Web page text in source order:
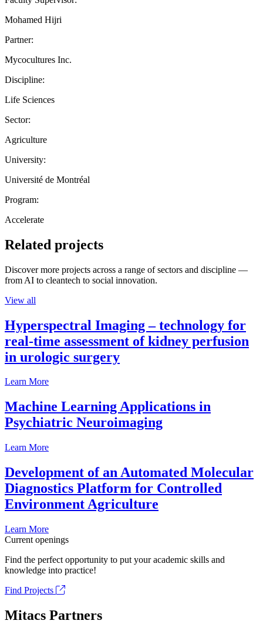
Mohamed Hijri
Partner:
Mycocultures Inc.
Discipline:
Life Sciences
Sector:
Agriculture
University:
Université de Montréal
Program:
Accelerate
Related projects
Discover more projects across a range of sectors and discipline —
from AI to cleantech to social innovation.
View all
Hyperspectral Imaging – technology for
real-time assessment of kidney perfusion
in urologic surgery
Learn More
Machine Learning Applications in
Psychiatric Neuroimaging
Learn More
Development of an Automated Molecular
Diagnostics Platform for Controlled
Environment Agriculture
Learn More
Current openings
Find the perfect opportunity to put your academic skills and
knowledge into practice!
Find Projects
Mitacs Partners